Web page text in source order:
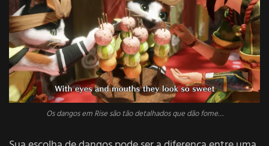
Os dangos em Rise são tão detalhados que dão fome…